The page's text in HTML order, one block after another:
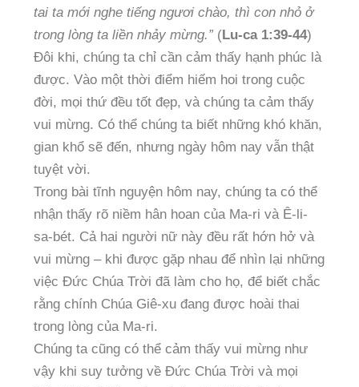
tai ta mới nghe tiếng ngươi chào, thì con nhỏ ở
trong lòng ta liền nhảy mừng.”(Lu-ca 1:39-44)
Đôi khi, chúng ta chỉ cần cảm thấy hạnh phúc là
được. Vào một thời điểm hiếm hoi trong cuộc
đời, mọi thứ đều tốt đẹp, và chúng ta cảm thấy
vui mừng. Có thể chúng ta biết những khó khăn,
gian khổ sẽ đến, nhưng ngày hôm nay vẫn thật
tuyệt vời.
Trong bài tĩnh nguyện hôm nay, chúng ta có thể
nhận thấy rõ niềm hân hoan của Ma-ri và Ê-li-
sa-bét. Cả hai người nữ này đều rất hớn hở và
vui mừng – khi được gặp nhau để nhìn lại những
việc Đức Chúa Trời đã làm cho họ, để biết chắc
rằng chính Chúa Giê-xu đang được hoài thai
trong lòng của Ma-ri.
Chúng ta cũng có thể cảm thấy vui mừng như
vậy khi suy tưởng về Đức Chúa Trời và mọi